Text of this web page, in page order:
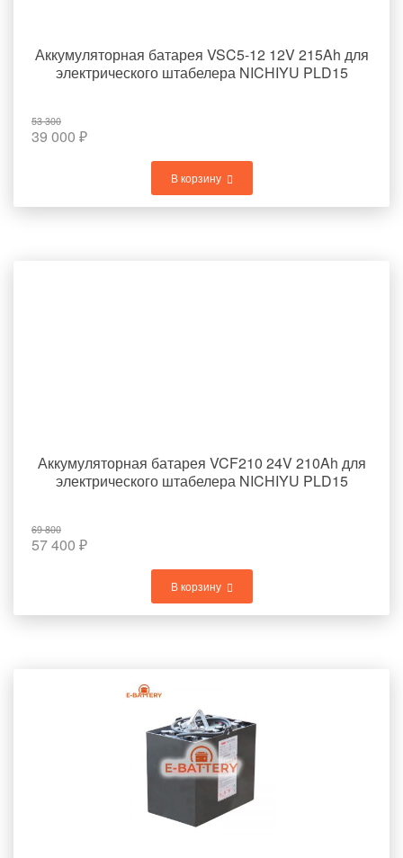
Аккумуляторная батарея VSC5-12 12V 215Ah для
электрического штабелера NICHIYU PLD15
53 300
39 000 ₽
В корзину
Аккумуляторная батарея VCF210 24V 210Ah для
электрического штабелера NICHIYU PLD15
69 800
57 400 ₽
В корзину